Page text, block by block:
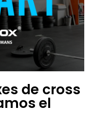
de cross
el